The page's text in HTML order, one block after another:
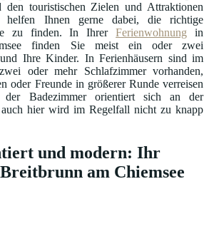
den touristischen Zielen und Attraktionen
Ihnen gerne dabei, die richtige
zu finden. In IhrerFerienwohnung in
finden Sie meist ein oder zwei
Ihre Kinder. In Ferienhäusern sind im
oder mehr Schlafzimmer vorhanden,
oder Freunde in größerer Runde verreisen
Badezimmer orientiert sich an der
auch hier wird im Regelfall nicht zu knapp
und modern: Ihr
am Chiemsee